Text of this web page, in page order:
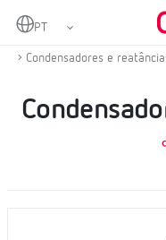
Home
Condensadores e